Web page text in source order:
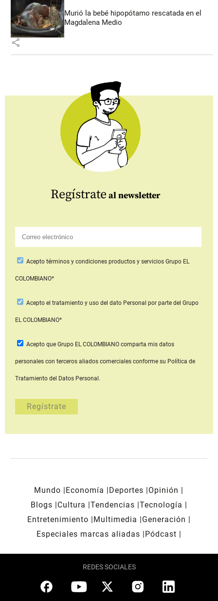
Murió la bebé hipopótamo rescatada en el
Magdalena Medio
share
Regístrate al newsletter
Aceptotérminos y condiciones productos y serviciosGrupo EL
COLOMBIANO*
Acepto el tratamiento y uso del dato Personal por parte del Grupo
EL COLOMBIANO*
Acepto que Grupo EL COLOMBIANOcomparta mis datos
personales con terceros aliados comerciales conforme su Política de
Tratamiento del Datos Personal.
Mundo Economía Deportes
Opinión
Blogs
Cultura Tendencias Tecnología
Entretenimiento
Multimedia
Generación
Especiales marcas aliadas
Pódcast
REDES SOCIALES